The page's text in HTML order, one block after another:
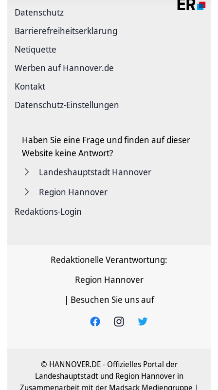
Datenschutz
Barriere­freiheits­erklärung
Netiquette
Werben auf Hannover.de
Kontakt
Datenschutz-Einstellungen
Haben Sie eine Frage und finden auf dieser
Website keine Antwort?
Landeshauptstadt Hannover
Region Hannover
Redaktions-Login
Redaktionelle Verantwortung:
Region Hannover
| Besuchen Sie uns auf
© HANNOVER.DE - Offizielles Portal der
Landeshauptstadt und Region Hannover in
Zusammenarbeit mit der Madsack Mediengruppe |